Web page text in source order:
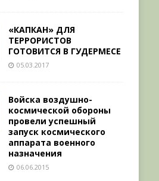
«КАПКАН» ДЛЯ
ТЕРРОРИСТОВ
ГОТОВИТСЯ В ГУДЕРМЕСЕ
05.03.2017
Войска воздушно-
космической обороны
провели успешный
запуск космического
аппарата военного
назначения
06.06.2015